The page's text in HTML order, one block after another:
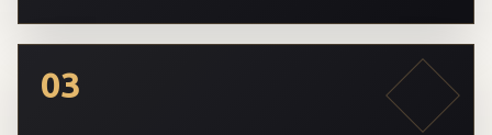
03